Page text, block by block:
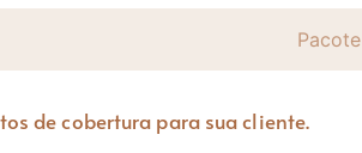
Pacote
de cobertura para sua cliente.